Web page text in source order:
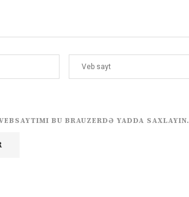
BU BRAUZERDƏ YADDA SAXLAYIN.